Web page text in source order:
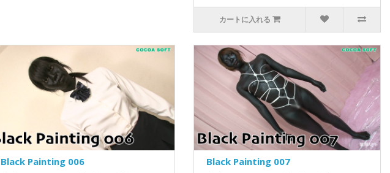
カートに入れる
Black Painting 006 Black Painting 007